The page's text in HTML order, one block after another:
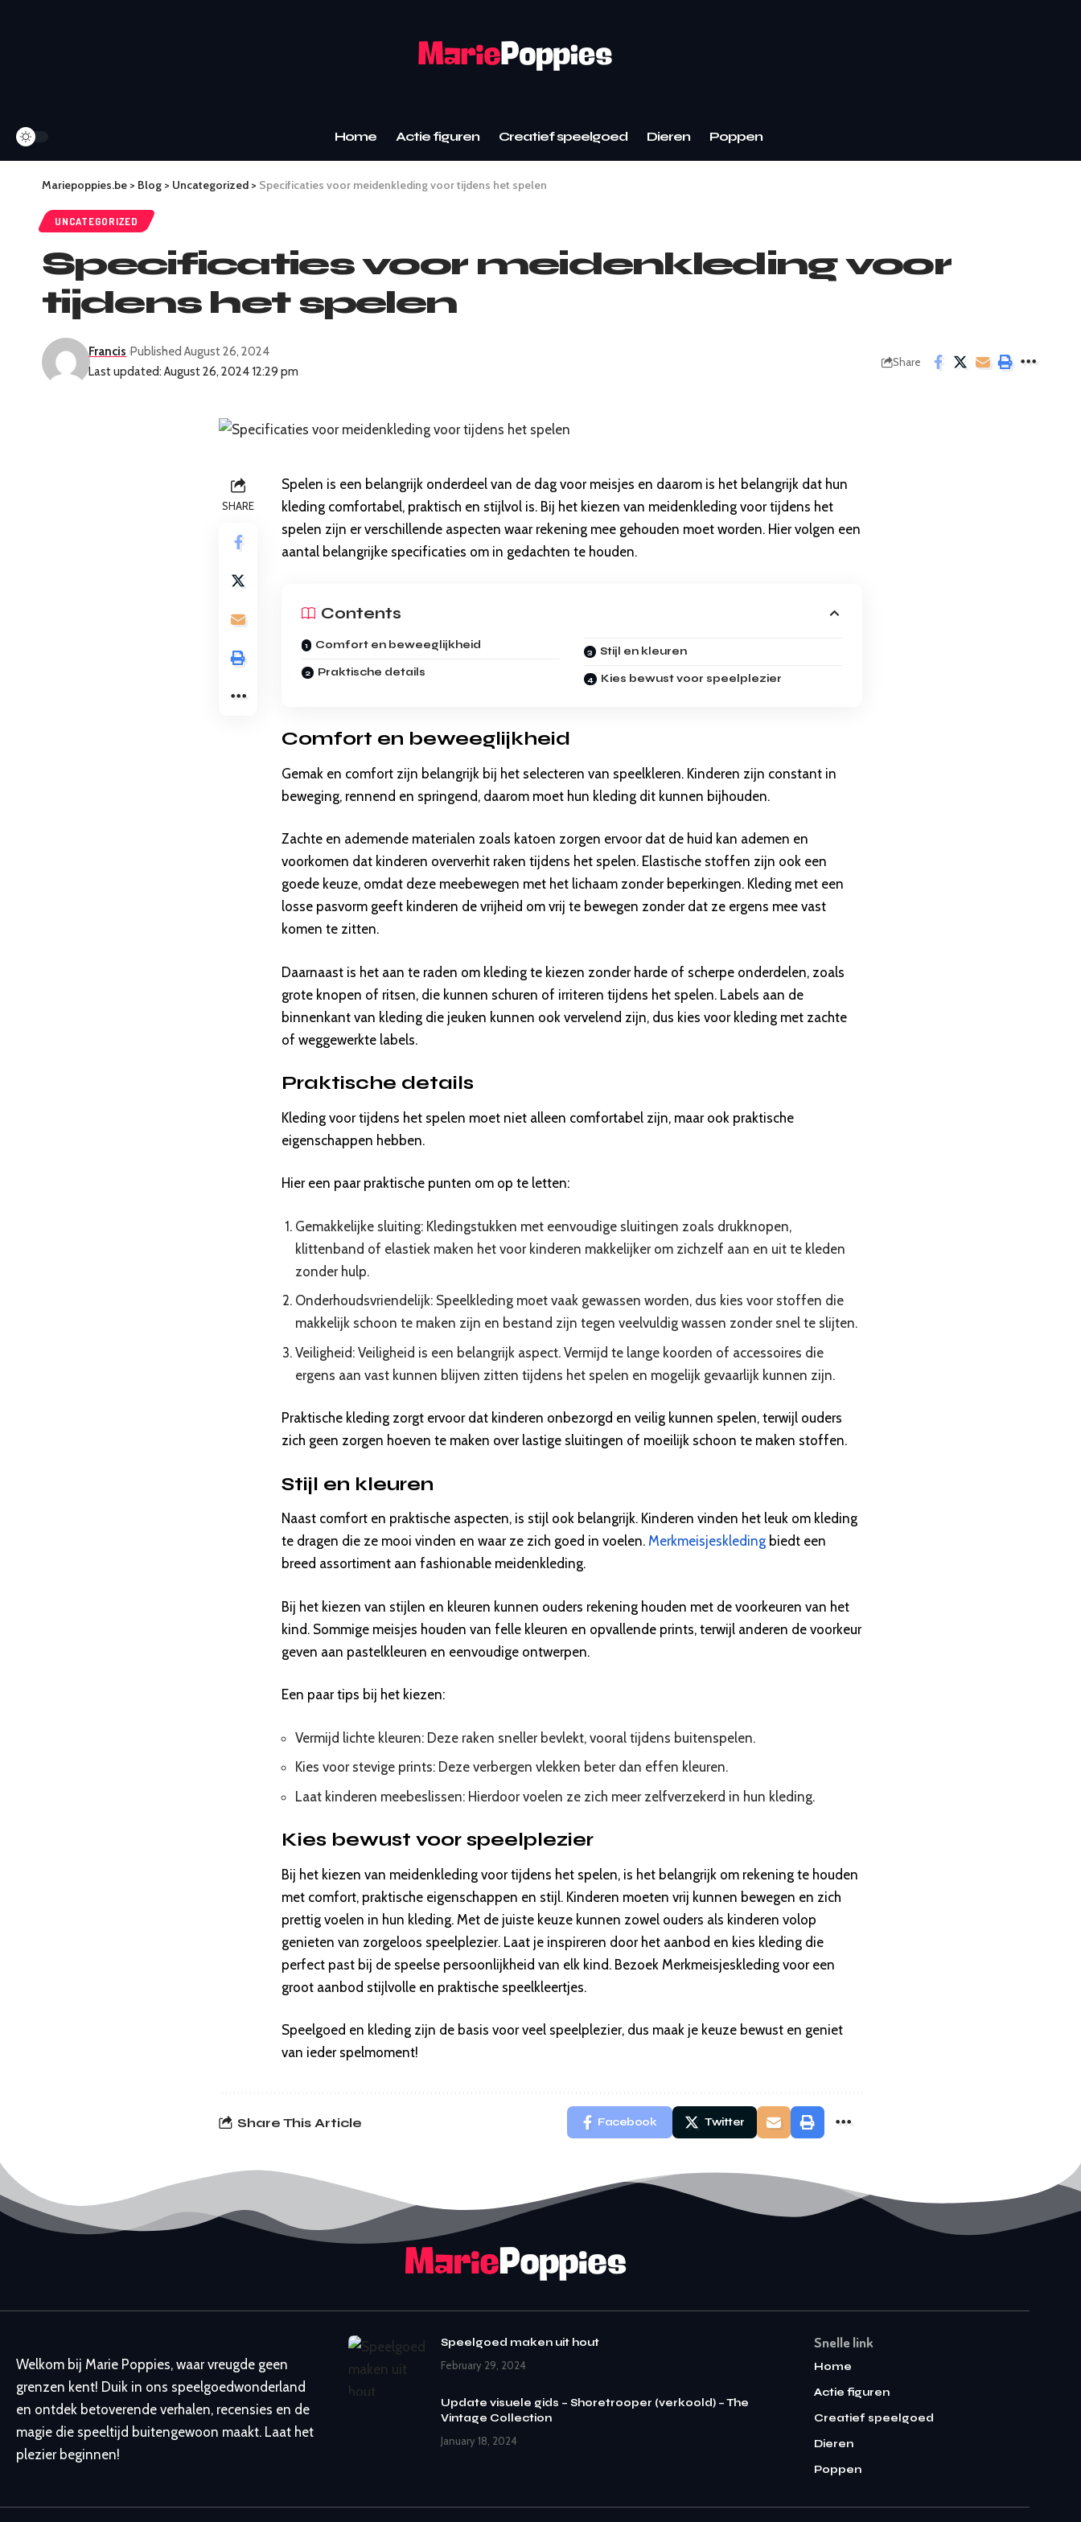
Home Actie figuren Creatief speelgoed Dieren Poppen
Mariepoppies.be > Blog > Uncategorized > Specificaties voor meidenkleding voor tijdens het spelen
UNCATEGORIZED
Specificaties voor meidenkleding voor
tijdens het spelen
Last updated: August 26, 2024 12:29 pm
Francis Published August 26, 2024
Share
SHARE
Spelen is een belangrijk onderdeel van de dag voor meisjes en daarom is het belangrijk dat hun
kleding comfortabel, praktisch en stijlvol is. Bij het kiezen van meidenkleding voor tijdens het
spelen zijn er verschillende aspecten waar rekening mee gehouden moet worden. Hier volgen een
aantal belangrijke specificaties om in gedachten te houden.
Contents
Comfort en beweeglijkheid
Praktische details
Stijl en kleuren
Kies bewust voor speelplezier
Comfort en beweeglijkheid
Gemak en comfort zijn belangrijk bij het selecteren van speelkleren. Kinderen zijn constant in
beweging, rennend en springend, daarom moet hun kleding dit kunnen bijhouden.
Zachte en ademende materialen zoals katoen zorgen ervoor dat de huid kan ademen en
voorkomen dat kinderen oververhit raken tijdens het spelen. Elastische stoffen zijn ook een
goede keuze, omdat deze meebewegen met het lichaam zonder beperkingen. Kleding met een
losse pasvorm geeft kinderen de vrijheid om vrij te bewegen zonder dat ze ergens mee vast
komen te zitten.
Daarnaast is het aan te raden om kleding te kiezen zonder harde of scherpe onderdelen, zoals
grote knopen of ritsen, die kunnen schuren of irriteren tijdens het spelen. Labels aan de
binnenkant van kleding die jeuken kunnen ook vervelend zijn, dus kies voor kleding met zachte
of weggewerkte labels.
Praktische details
Kleding voor tijdens het spelen moet niet alleen comfortabel zijn, maar ook praktische
eigenschappen hebben.
Hier een paar praktische punten om op te letten:
Gemakkelijke sluiting: Kledingstukken met eenvoudige sluitingen zoals drukknopen,
klittenband of elastiek maken het voor kinderen makkelijker om zichzelf aan en uit te kleden
zonder hulp.
Onderhoudsvriendelijk: Speelkleding moet vaak gewassen worden, dus kies voor stoffen die
makkelijk schoon te maken zijn en bestand zijn tegen veelvuldig wassen zonder snel te slijten.
Veiligheid: Veiligheid is een belangrijk aspect. Vermijd te lange koorden of accessoires die
ergens aan vast kunnen blijven zitten tijdens het spelen en mogelijk gevaarlijk kunnen zijn.
Praktische kleding zorgt ervoor dat kinderen onbezorgd en veilig kunnen spelen, terwijl ouders
zich geen zorgen hoeven te maken over lastige sluitingen of moeilijk schoon te maken stoffen.
Stijl en kleuren
Naast comfort en praktische aspecten, is stijl ook belangrijk. Kinderen vinden het leuk om kleding
te dragen die ze mooi vinden en waar ze zich goed in voelen. Merkmeisjeskleding biedt een
breed assortiment aan fashionable meidenkleding.
Bij het kiezen van stijlen en kleuren kunnen ouders rekening houden met de voorkeuren van het
kind. Sommige meisjes houden van felle kleuren en opvallende prints, terwijl anderen de voorkeur
geven aan pastelkleuren en eenvoudige ontwerpen.
Een paar tips bij het kiezen:
Vermijd lichte kleuren: Deze raken sneller bevlekt, vooral tijdens buitenspelen.
Kies voor stevige prints: Deze verbergen vlekken beter dan effen kleuren.
Laat kinderen meebeslissen: Hierdoor voelen ze zich meer zelfverzekerd in hun kleding.
Kies bewust voor speelplezier
Bij het kiezen van meidenkleding voor tijdens het spelen, is het belangrijk om rekening te houden
met comfort, praktische eigenschappen en stijl. Kinderen moeten vrij kunnen bewegen en zich
prettig voelen in hun kleding. Met de juiste keuze kunnen zowel ouders als kinderen volop
genieten van zorgeloos speelplezier. Laat je inspireren door het aanbod en kies kleding die
perfect past bij de speelse persoonlijkheid van elk kind. Bezoek Merkmeisjeskleding voor een
groot aanbod stijlvolle en praktische speelkleertjes.
Speelgoed en kleding zijn de basis voor veel speelplezier, dus maak je keuze bewust en geniet
van ieder spelmoment!
Share This Article Facebook Twitter
Welkom bij Marie Poppies, waar vreugde geen
grenzen kent! Duik in ons speelgoedwonderland
en ontdek betoverende verhalen, recensies en de
magie die speeltijd buitengewoon maakt. Laat het
plezier beginnen!
Speelgoed maken uit hout
February 29, 2024
Update visuele gids – Shoretrooper (verkoold) – The
Vintage Collection
January 18, 2024
Snelle link
Home
Actie figuren
Creatief speelgoed
Dieren
Poppen